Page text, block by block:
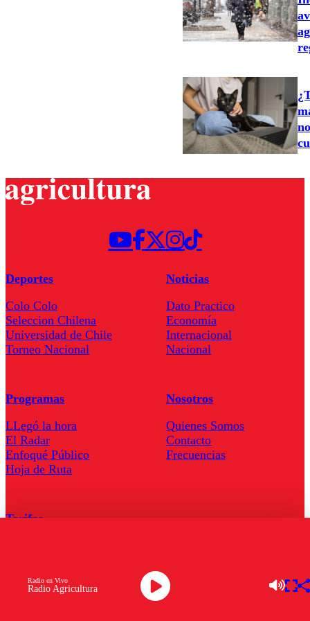
Radio Agricultura
Radio en Vivo
Deportes
Colo Colo
Seleccion Chilena
Universidad de Chile
Torneo Nacional
Noticias
Dato Practico
Economía
Internacional
Nacional
Programas
LLegó la hora
El Radar
Enfoqué Público
Hoja de Ruta
Nosotros
Quienes Somos
Contacto
Frecuencias
Tarifas